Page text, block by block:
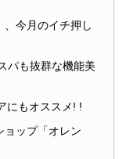
、今月のイチ押し
パも抜群な機能美
にもオススメ! !
ョップ「オレン